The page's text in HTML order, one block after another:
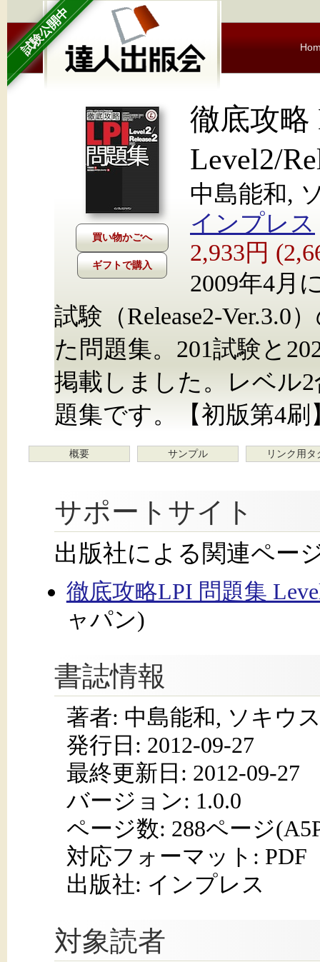
試験公開中
ギフトで購入
徹底攻略
Level2/
中島能和,
インプレス
2,933円
2009年4月
試験（Release2-Ver.3.0
た問題集。201試験と
掲載しました。レベル
題集です。【初版第4刷
概要 サンプル リンク用タ
サポートサイト
出版社による関連ペー
徹底攻略LPI 問題集
ャパン)
書誌情報
著者: 中島能和, ソキウ
発行日: 2012-09-27
最終更新日: 2012-09-27
バージョン: 1.0.0
ページ数: 288ページ
対応フォーマット: PDF
出版社: インプレス
対象読者